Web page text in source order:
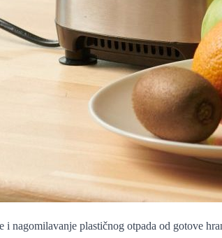
nagomilavanje plastičnog otpada od gotove